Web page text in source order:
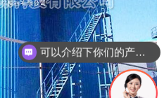
可以介绍下你们的产品么